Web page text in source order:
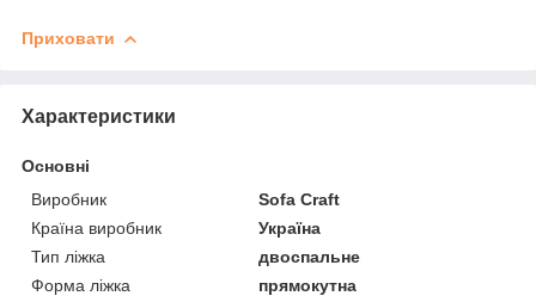
Приховати
Характеристики
Основні
Виробник
Sofa Craft
Країна виробник
Україна
Тип ліжка
двоспальне
Форма ліжка
прямокутна